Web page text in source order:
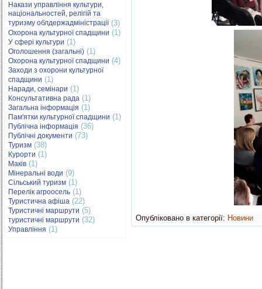
Накази управління культури,
національностей, релігій та
туризму облдержадміністрації(3)
Охорона культурної спадщини (1)
У сфері культури (1)
Оголошення (загальні) (1)
Охорона культурної спадщини (4)
Заходи з охорони культурної
спадщини (1)
Наради, семінари (1)
Консультативна рада (1)
Загальна інформація (1)
Пам'ятки культурної спадщини (1)
Публічна інформація (36)
Публічні документи (73)
Туризм (38)
Курорти (1)
Маків (1)
Мінеральні води (9)
Сільський туризм (1)
Перелік агроосель (1)
Туристична афіша (22)
Туристичні маршрути (5)
туристичні маршрути (32)
Управління (1)
Опубліковано в категорії: Новини